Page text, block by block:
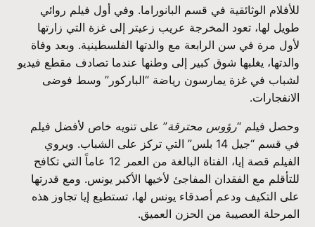
للأفلام الوثائقية في قسم البانوراما. وفي أول فيلم روائي
طويل لها، تعود المخرجة عريب زعيتر إلى غزة التي زارتها
لأول مرة في سن الرابعة مع والدتها الفلسطينية. وبعد وفاة
والدتها، يغلبها شوق كبير إلى وطنها عندما تصادف مقطع فيديو
لشباب في غزة يمارسون رياضة “الباركور” وسط فوضى
الانفجارات.
وحصل فيلم “رؤوس محترقة” على تنويه خاص لأفضل فيلم
في قسم “جيل 14 بلس” التي تركز على الشباب. ويروي
الفيلم قصة إيا، الفتاة البالغة من العمر 12 عاماً التي تكافح
للتأقلم مع الفقدان المفاجئ لأخيها الأكبر يونس. ومع قدرتها
على التكيف ودعم أصدقاء يونس لها، تستطيع إيا تجاوز هذه
المرحلة العصيبة من الحزن العميق.